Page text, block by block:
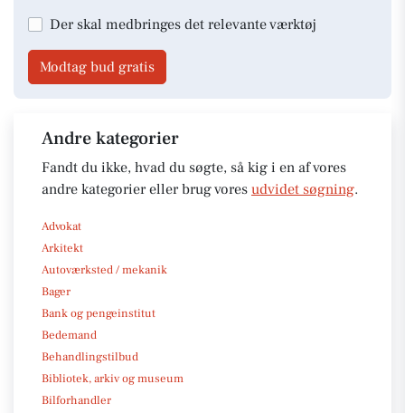
Der skal medbringes det relevante værktøj
Modtag bud gratis
Andre kategorier
Fandt du ikke, hvad du søgte, så kig i en af vores
andre kategorier eller brug vores udvidet søgning.
Advokat
Arkitekt
Autoværksted / mekanik
Bager
Bank og pengeinstitut
Bedemand
Behandlingstilbud
Bibliotek, arkiv og museum
Bilforhandler